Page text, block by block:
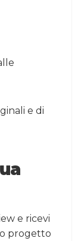
e di
e ricevi
progetto